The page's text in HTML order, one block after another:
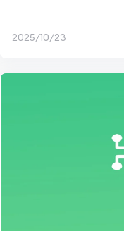
2025/10/23